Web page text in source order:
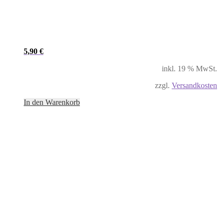
5,90 €
inkl. 19 % MwSt.
zzgl. Versandkosten
In den Warenkorb